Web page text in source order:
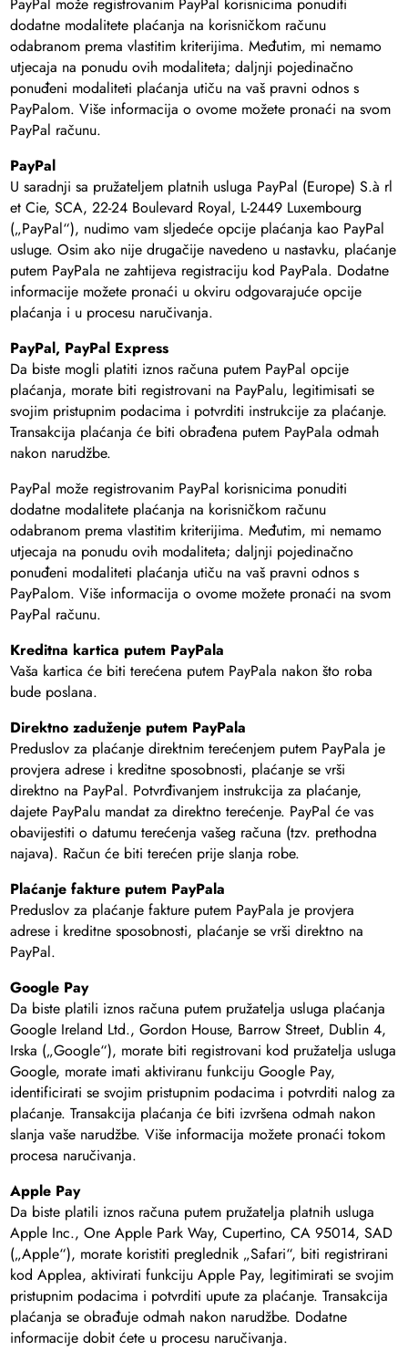
dodatne modalitete plaćanja na korisničkom računu
odabranom prema vlastitim kriterijima. Međutim, mi nemamo
utjecaja na ponudu ovih modaliteta; daljnji pojedinačno
ponuđeni modaliteti plaćanja utiču na vaš pravni odnos s
PayPalom. Više informacija o ovome možete pronaći na svom
PayPal računu.
PayPal
U saradnji sa pružateljem platnih usluga PayPal (Europe) S.à rl
et Cie, SCA, 22-24 Boulevard Royal, L-2449 Luxembourg
(„PayPal“), nudimo vam sljedeće opcije plaćanja kao PayPal
usluge. Osim ako nije drugačije navedeno u nastavku, plaćanje
putem PayPala ne zahtijeva registraciju kod PayPala. Dodatne
informacije možete pronaći u okviru odgovarajuće opcije
plaćanja i u procesu naručivanja.
PayPal, PayPal Express
Da biste mogli platiti iznos računa putem PayPal opcije
plaćanja, morate biti registrovani na PayPalu, legitimisati se
svojim pristupnim podacima i potvrditi instrukcije za plaćanje.
Transakcija plaćanja će biti obrađena putem PayPala odmah
nakon narudžbe.
PayPal može registrovanim PayPal korisnicima ponuditi
dodatne modalitete plaćanja na korisničkom računu
odabranom prema vlastitim kriterijima. Međutim, mi nemamo
utjecaja na ponudu ovih modaliteta; daljnji pojedinačno
ponuđeni modaliteti plaćanja utiču na vaš pravni odnos s
PayPalom. Više informacija o ovome možete pronaći na svom
PayPal računu.
Kreditna kartica putem PayPala
Vaša kartica će biti terećena putem PayPala nakon što roba
bude poslana.
Direktno zaduženje putem PayPala
Preduslov za plaćanje direktnim terećenjem putem PayPala je
provjera adrese i kreditne sposobnosti, plaćanje se vrši
direktno na PayPal. Potvrđivanjem instrukcija za plaćanje,
dajete PayPalu mandat za direktno terećenje. PayPal će vas
obavijestiti o datumu terećenja vašeg računa (tzv. prethodna
najava). Račun će biti terećen prije slanja robe.
Plaćanje fakture putem PayPala
Preduslov za plaćanje fakture putem PayPala je provjera
adrese i kreditne sposobnosti, plaćanje se vrši direktno na
PayPal.
Google Pay
Da biste platili iznos računa putem pružatelja usluga plaćanja
Google Ireland Ltd., Gordon House, Barrow Street, Dublin 4,
Irska („Google“), morate biti registrovani kod pružatelja usluga
Google, morate imati aktiviranu funkciju Google Pay,
identificirati se svojim pristupnim podacima i potvrditi nalog za
plaćanje. Transakcija plaćanja će biti izvršena odmah nakon
slanja vaše narudžbe. Više informacija možete pronaći tokom
procesa naručivanja.
Apple Pay
Da biste platili iznos računa putem pružatelja platnih usluga
Apple Inc., One Apple Park Way, Cupertino, CA 95014, SAD
(„Apple“), morate koristiti preglednik „Safari“, biti registrirani
kod Applea, aktivirati funkciju Apple Pay, legitimirati se svojim
pristupnim podacima i potvrditi upute za plaćanje. Transakcija
plaćanja se obrađuje odmah nakon narudžbe. Dodatne
informacije dobit ćete u procesu naručivanja.